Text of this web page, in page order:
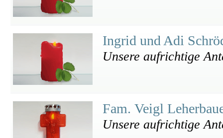
Ingrid und Adi
Unsere aufrichtige
Fam. Veigl
Unsere aufrichtige